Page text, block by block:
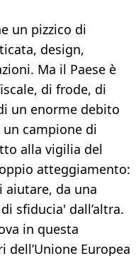
un pizzico di
design,
Ma il Paese è
di frode, di
un enorme debito
campione di
alla vigilia del
atteggiamento:
aiutare, da una
sfiducia' dall’altra.
in questa
dell’Unione Europea